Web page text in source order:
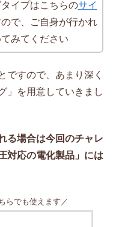
イプはこちらのサイ
で、ご自身が行かれ
みてください
ですので、あまり深く
」を用意していきまし
る場合は今回のチャレ
対応の電化製品」には
らでも使えます／